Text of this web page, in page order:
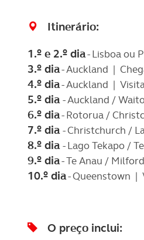
Itinerário:
1.º e 2.º dia- Lisboa ou
3.º dia- Auckland |
4.º dia- Auckland |
5.º dia- Auckland /
6.º dia- Rotorua /
7.º dia- Christchurch /
8.º dia- Lago Tekapo /
9.º dia- Te Anau /
10.º dia- Queenstown |
O preço inclui: